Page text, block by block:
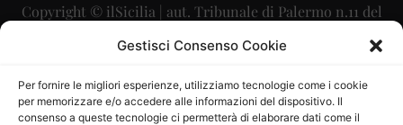
Gestisci Consenso Cookie
Per fornire le migliori esperienze, utilizziamo tecnologie come i cookie
per memorizzare e/o accedere alle informazioni del dispositivo. Il
consenso a queste tecnologie ci permetterà di elaborare dati come il
Copyright © ilSicilia | aut. Tribunale di Palermo n.11 del
29/09/2015
Direttore Editoriale: Maurizio Scaglione